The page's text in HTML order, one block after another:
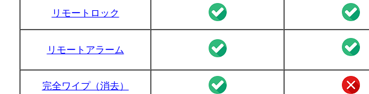
リモートロック
リモートアラーム
完全ワイプ（消去）